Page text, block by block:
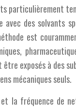
particulièrement
avec des solvants
est
exposés à des
mécaniques seuls.
la fréquence de